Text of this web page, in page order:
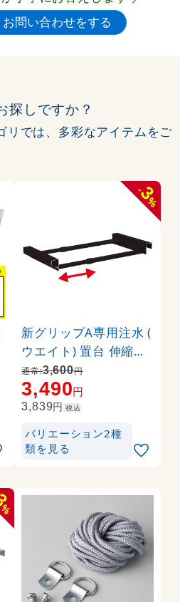
探しですか？
リでは、多彩なアイテムをご
-
3
%
新グリップA専用注水 (
ウエイト) 置台 伸縮タ
イプ カラー:ブラック (
36024-2B)
通常:3,600円
3,490円
3,839円 税込
バリエーション2種
類を見る